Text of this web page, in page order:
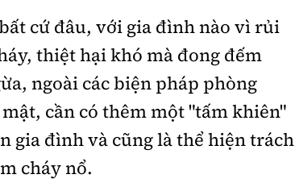
cứ đâu, với gia đình nào vì rủi
thiệt hại khó mà đong đếm
ngoài các biện pháp phòng
cần có thêm một "tấm khiên"
gia đình và cũng là thể hiện trách
cháy nổ.